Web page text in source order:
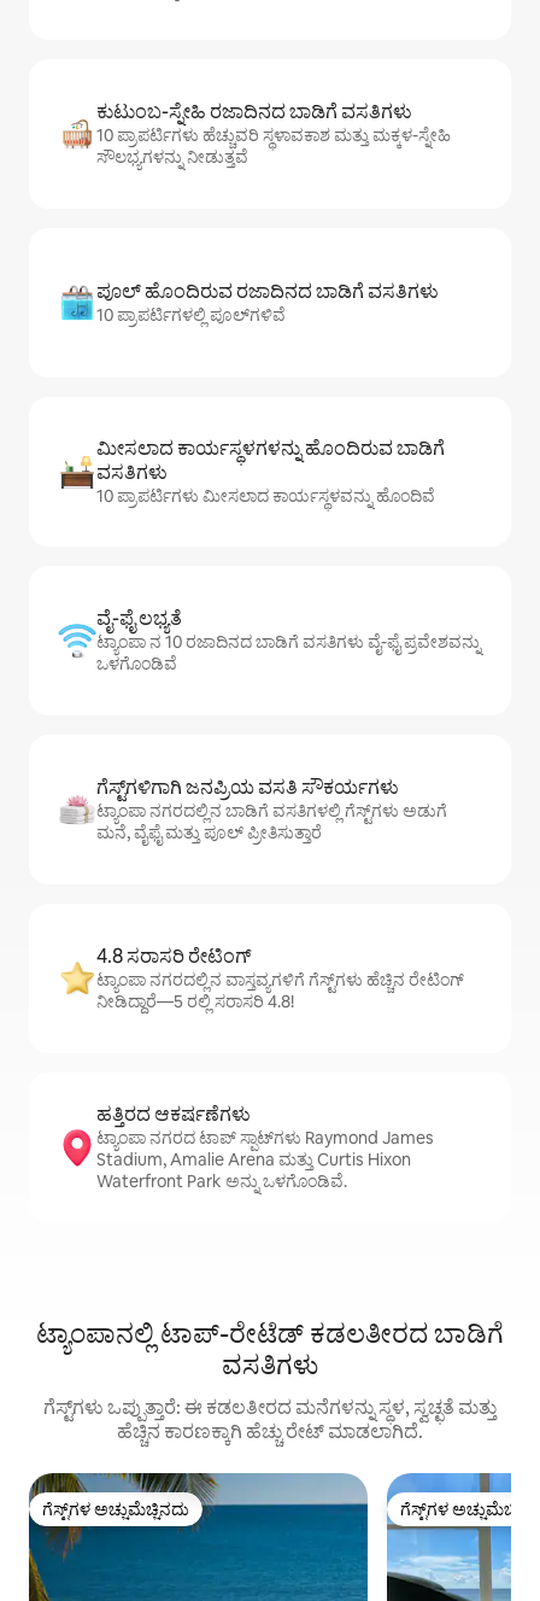
ಕುಟುಂಬ-ಸ್ನೇಹಿ ರಜಾದಿನದ ಬಾಡಿಗೆ ವಸತಿಗಳು
10 ಪ್ರಾಪರ್ಟಿಗಳು ಹೆಚ್ಚುವರಿ ಸ್ಥಳಾವಕಾಶ ಮತ್ತು ಮಕ್ಕಳ-ಸ್ನೇಹಿ
ಸೌಲಭ್ಯಗಳನ್ನು ನೀಡುತ್ತವೆ
ಪೂಲ್ ಹೊಂದಿರುವ ರಜಾದಿನದ ಬಾಡಿಗೆ ವಸತಿಗಳು
10 ಪ್ರಾಪರ್ಟಿಗಳಲ್ಲಿ ಪೂಲ್‌‌‌‌‌‌‌‌‌ಗಳಿವೆ
ಮೀಸಲಾದ ಕಾರ್ಯಸ್ಥಳಗಳನ್ನು ಹೊಂದಿರುವ ಬಾಡಿಗೆ
ವಸತಿಗಳು
10 ಪ್ರಾಪರ್ಟಿಗಳು ಮೀಸಲಾದ ಕಾರ್ಯಸ್ಥಳವನ್ನು ಹೊಂದಿವೆ
ವೈ-ಫೈ ಲಭ್ಯತೆ
ಟ್ಯಾಂಪಾ ನ 10 ರಜಾದಿನದ ಬಾಡಿಗೆ ವಸತಿಗಳು ವೈ-ಫೈ ಪ್ರವೇಶವನ್ನು
ಒಳಗೊಂಡಿವೆ
ಗೆಸ್ಟ್‌ಗಳಿಗಾಗಿ ಜನಪ್ರಿಯ ವಸತಿ ಸೌಕರ್ಯಗಳು
ಟ್ಯಾಂಪಾ ನಗರದಲ್ಲಿನ ಬಾಡಿಗೆ ವಸತಿಗಳಲ್ಲಿ ಗೆಸ್ಟ್‌ಗಳು ಅಡುಗೆ
ಮನೆ, ವೈಫೈ ಮತ್ತು ಪೂಲ್ ಪ್ರೀತಿಸುತ್ತಾರೆ
4.8 ಸರಾಸರಿ ರೇಟಿಂಗ್
ಟ್ಯಾಂಪಾ ನಗರದಲ್ಲಿನ ವಾಸ್ತವ್ಯಗಳಿಗೆ ಗೆಸ್ಟ್‌ಗಳು ಹೆಚ್ಚಿನ ರೇಟಿಂಗ್
ನೀಡಿದ್ದಾರೆ—5 ರಲ್ಲಿ ಸರಾಸರಿ 4.8!
ಹತ್ತಿರದ ಆಕರ್ಷಣೆಗಳು
ಟ್ಯಾಂಪಾ ನಗರದ ಟಾಪ್ ಸ್ಪಾಟ್‌ಗಳು Raymond James
Stadium, Amalie Arena ಮತ್ತು Curtis Hixon
Waterfront Park ಅನ್ನು ಒಳಗೊಂಡಿವೆ.
ಟ್ಯಾಂಪಾನಲ್ಲಿ ಟಾಪ್-ರೇಟೆಡ್ ಕಡಲತೀರದ ಬಾಡಿಗೆ
ವಸತಿಗಳು
ಗೆಸ್ಟ್‌ಗಳು ಒಪ್ಪುತ್ತಾರೆ: ಈ ಕಡಲತೀರದ ಮನೆಗಳನ್ನು ಸ್ಥಳ, ಸ್ವಚ್ಛತೆ ಮತ್ತು
ಹೆಚ್ಚಿನ ಕಾರಣಕ್ಕಾಗಿ ಹೆಚ್ಚು ರೇಟ್ ಮಾಡಲಾಗಿದೆ.
ಗೆಸ್ಟ್‌ಗಳ ಅಚ್ಚುಮೆಚ್ಚಿನದು
ಗೆಸ್ಟ್‌ಗಳ ಅಚ್ಚುಮೆಚ್ಚಿನದು ಗೆಸ್ಟ್‌ಗಳ
ಗೆಸ್ಟ್‌ಗಳ